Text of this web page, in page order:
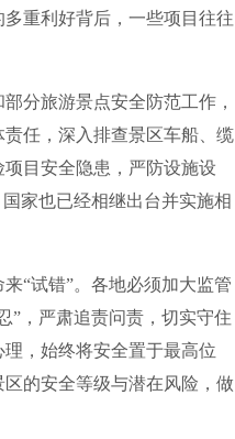
重利好背后，一些项目往往
分旅游景点安全防范工作，
任，深入排查景区车船、缆
目安全隐患，严防设施设
家也已经相继出台并实施相
“试错”。各地必须加大监管
”，严肃追责问责，切实守住
，始终将安全置于最高位
的安全等级与潜在风险，做